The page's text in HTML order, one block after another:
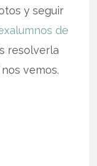
y seguir
de
resolverla
vemos.